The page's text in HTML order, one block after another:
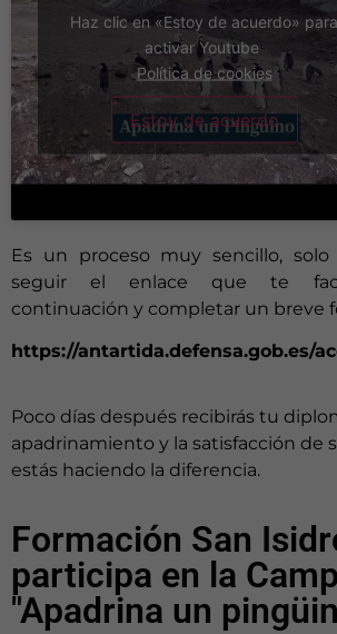
Haz clic en «Estoy de acuerdo» para
activar Youtube
Política de cookies
Estoy de acuerdo
Es un proceso muy sencillo,
seguir el enlace que te
continuación y completar un breve
https://antartida.defensa.gob.es/
Poco días después recibirás tu
apadrinamiento y la satisfacción de
estás haciendo la diferencia.
Formación San
participa en la
"Apadrina un